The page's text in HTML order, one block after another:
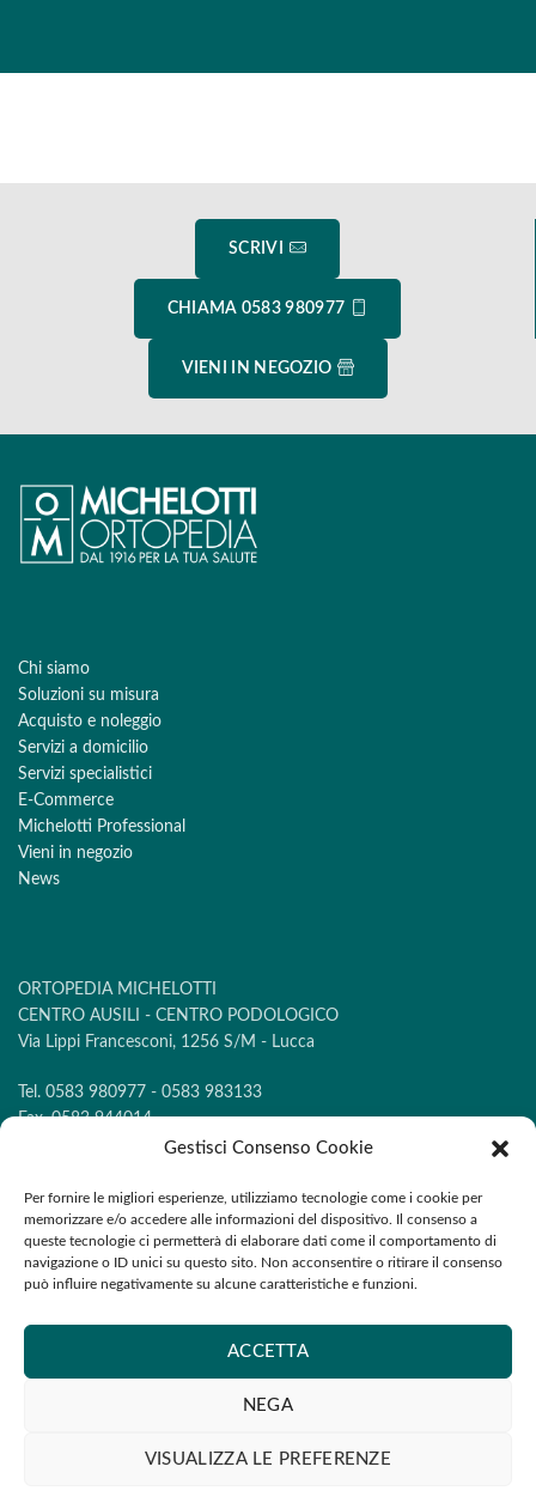
Gestisci Consenso Cookie
Per fornire le migliori esperienze, utilizziamo tecnologie come i cookie per
memorizzare e/o accedere alle informazioni del dispositivo. Il consenso a
queste tecnologie ci permetterà di elaborare dati come il comportamento di
navigazione o ID unici su questo sito. Non acconsentire o ritirare il consenso
può influire negativamente su alcune caratteristiche e funzioni.
ACCETTA
NEGA
VISUALIZZA LE PREFERENZE
SCRIVI
CHIAMA 0583 980977
VIENI IN NEGOZIO
Scopri i nostri prodotti all’avanguardia realizzati su
ideale per le tue esigenze.
Chi siamo
Soluzioni su misura
Acquisto e noleggio
Servizi a domicilio
Servizi specialistici
E-Commerce
Michelotti Professional
Vieni in negozio
News
ORTOPEDIA MICHELOTTI
CENTRO AUSILI - CENTRO PODOLOGICO
Via Lippi Francesconi, 1256 S/M - Lucca
Tel. 0583 980977 - 0583 983133
Fax. 0583 944014
Seguici su: